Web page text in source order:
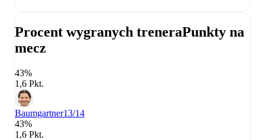
Procent wygranych treneraPunkty na
mecz
43%
1,6 Pkt.
Baumgartner13/14
43%
1,6 Pkt.